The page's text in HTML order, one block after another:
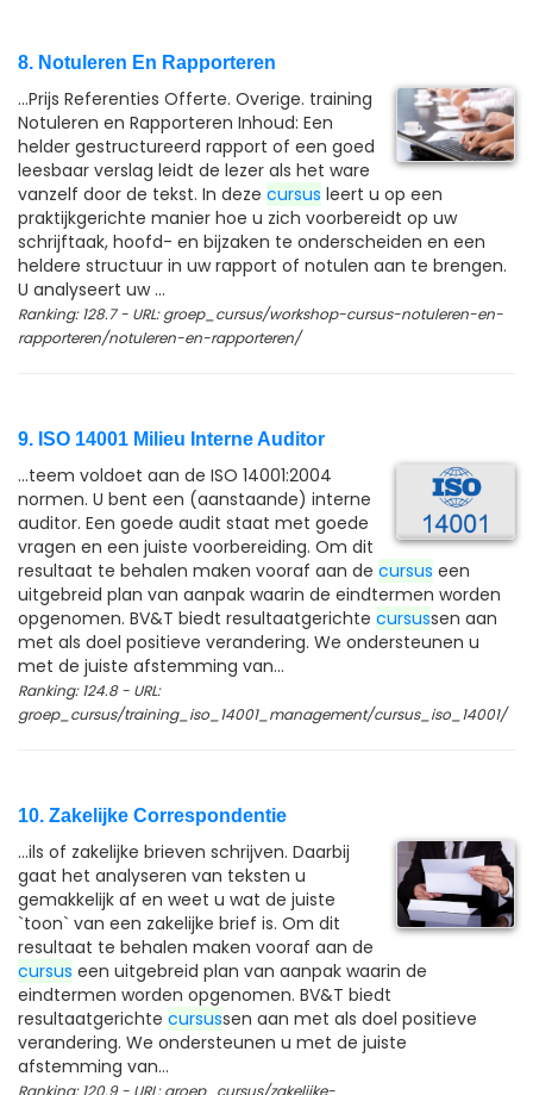
8. Notuleren En Rapporteren
...Prijs Referenties Offerte. Overige. training
Notuleren en Rapporteren Inhoud: Een
helder gestructureerd rapport of een goed
leesbaar verslag leidt de lezer als het ware
vanzelf door de tekst. In deze cursus leert u op een
praktijkgerichte manier hoe u zich voorbereidt op uw
schrijftaak, hoofd- en bijzaken te onderscheiden en een
heldere structuur in uw rapport of notulen aan te brengen.
U analyseert uw ...
Ranking: 128.7 - URL: groep_cursus/workshop-cursus-notuleren-en-
rapporteren/notuleren-en-rapporteren/
9. ISO 14001 Milieu Interne Auditor
...teem voldoet aan de ISO 14001:2004
normen. U bent een (aanstaande) interne
auditor. Een goede audit staat met goede
vragen en een juiste voorbereiding. Om dit
resultaat te behalen maken vooraf aan de cursus een
uitgebreid plan van aanpak waarin de eindtermen worden
opgenomen. BV&T biedt resultaatgerichte cursussen aan
met als doel positieve verandering. We ondersteunen u
met de juiste afstemming van...
Ranking: 124.8 - URL:
groep_cursus/training_iso_14001_management/cursus_iso_14001/
10. Zakelijke Correspondentie
...ils of zakelijke brieven schrijven. Daarbij
gaat het analyseren van teksten u
gemakkelijk af en weet u wat de juiste
`toon` van een zakelijke brief is. Om dit
resultaat te behalen maken vooraf aan de
cursus een uitgebreid plan van aanpak waarin de
eindtermen worden opgenomen. BV&T biedt
resultaatgerichte cursussen aan met als doel positieve
verandering. We ondersteunen u met de juiste
afstemming van...
Ranking: 120.9 - URL: groep_cursus/zakelijke-